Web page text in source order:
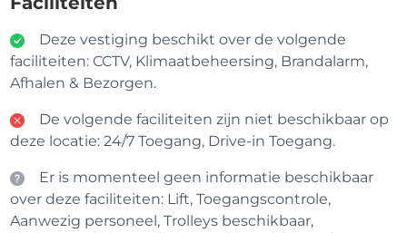
Deze vestiging beschikt over de volgende
faciliteiten: CCTV, Klimaatbeheersing, Brandalarm,
Afhalen & Bezorgen.
De volgende faciliteiten zijn niet beschikbaar op
deze locatie: 24/7 Toegang, Drive-in Toegang.
Er is momenteel geen informatie beschikbaar
over deze faciliteiten: Lift, Toegangscontrole,
Aanwezig personeel, Trolleys beschikbaar,